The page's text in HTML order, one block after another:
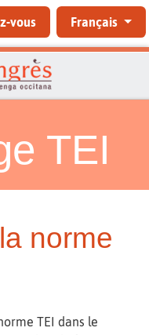
vous Français
TEI
norme
TEI dans le